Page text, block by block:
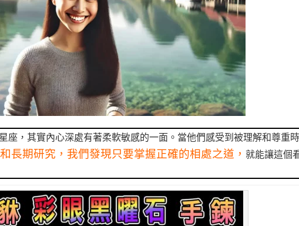
座，其實內心深處有著柔軟敏感的一面。當他們感受到被理解和尊重
長期研究，我們發現只要掌握正確的相處之道， 就能讓這個